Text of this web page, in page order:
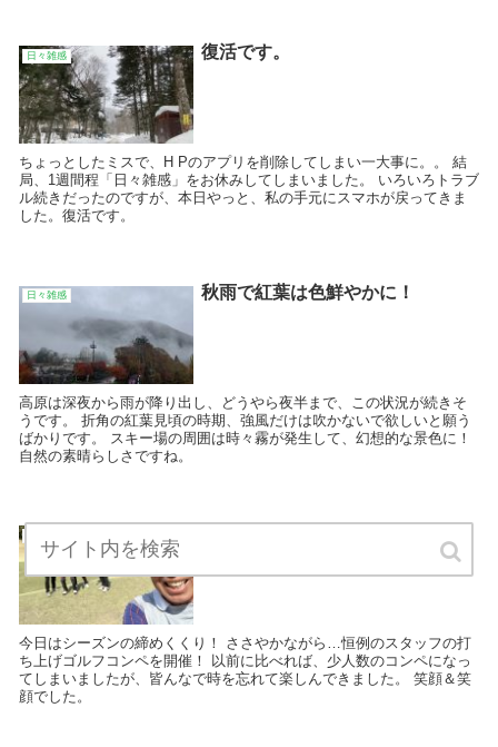
日々雑感 復活です。
ちょっとしたミスで、H Pのアプリを削除してしまい一大事に。。 結
局、1週間程「日々雑感」をお休みしてしまいました。 いろいろトラブ
ル続きだったのですが、本日やっと、私の手元にスマホが戻ってきま
した。復活です。
日々雑感 秋雨で紅葉は色鮮やかに！
高原は深夜から雨が降り出し、どうやら夜半まで、この状況が続きそ
うです。 折角の紅葉見頃の時期、強風だけは吹かないで欲しいと願う
ばかりです。 スキー場の周囲は時々霧が発生して、幻想的な景色に！
自然の素晴らしさですね。
今日はシーズンの締めくくり！ ささやかながら…恒例のスタッフの打
ち上げゴルフコンペを開催！ 以前に比べれば、少人数のコンペになっ
てしまいましたが、皆んなで時を忘れて楽しんできました。 笑顔＆笑
顔でした。